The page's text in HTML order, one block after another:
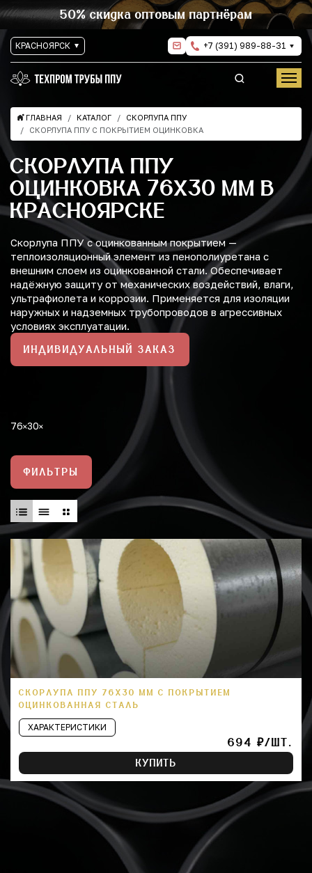
50% скидка оптовым партнёрам
КРАСНОЯРСК +7 (391) 989-88-31
ГЛАВНАЯ КАТАЛОГ
СКОРЛУПА ППУ
СКОРЛУПА ППУ С ПОКРЫТИЕМ ОЦИНКОВКА
СКОРЛУПА ППУ
ОЦИНКОВКА 76Х30 ММ В
КРАСНОЯРСКЕ
Скорлупа ППУ с оцинкованным покрытием —
теплоизоляционный элемент из пенополиуретана с
внешним слоем из оцинкованной стали. Обеспечивает
надёжную защиту от механических воздействий, влаги,
ультрафиолета и коррозии. Применяется для изоляции
наружных и надземных трубопроводов в агрессивных
условиях эксплуатации.
ИНДИВИДУАЛЬНЫЙ ЗАКАЗ
76 30
ФИЛЬТРЫ
СКОРЛУПА ППУ 76Х30 ММ С ПОКРЫТИЕМ
ОЦИНКОВАННАЯ СТАЛЬ
ХАРАКТЕРИСТИКИ
694 ₽/ШТ.
КУПИТЬ